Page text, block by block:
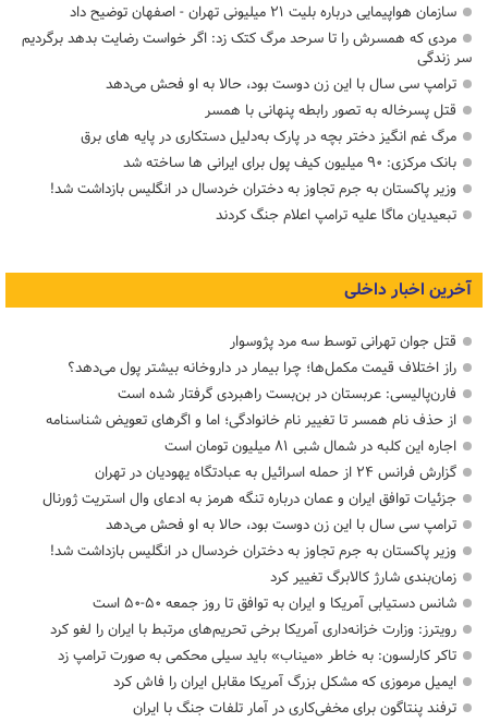
سازمان هواپیمایی درباره بلیت ۲۱ میلیونی تهران - اصفهان توضیح داد
مردی که همسرش را تا سرحد مرگ کتک زد: اگر خواست رضایت بدهد برگردیم
سر زندگی
ترامپ سی سال با این زن دوست بود، حالا به او فحش می‌دهد
قتل پسرخاله به تصور رابطه پنهانی با همسر
مرگ غم انگیز دختر بچه در پارک به‌دلیل دستکاری در پایه های برق
بانک مرکزی: ۹۰ میلیون کیف پول برای ایرانی ها ساخته شد
وزیر پاکستان به جرم تجاوز به دختران خردسال در انگلیس بازداشت شد!
تبعیدیان ماگا علیه ترامپ اعلام جنگ کردند
آخرین اخبار داخلی
قتل جوان تهرانی توسط سه مرد پژوسوار
راز اختلاف قیمت مکمل‌ها؛ چرا بیمار در داروخانه بیشتر پول می‌دهد؟
فارن‌پالیسی: عربستان در بن‌بست راهبردی گرفتار شده است
از حذف نام همسر تا تغییر نام خانوادگی؛ اما و اگرهای تعویض شناسنامه
اجاره این کلبه در شمال شبی ۸۱ میلیون تومان است
گزارش فرانس ۲۴ از حمله اسرائیل به عبادتگاه یهودیان در تهران
جزئیات توافق ایران و عمان درباره تنگه هرمز به ادعای وال استریت ژورنال
ترامپ سی سال با این زن دوست بود، حالا به او فحش می‌دهد
وزیر پاکستان به جرم تجاوز به دختران خردسال در انگلیس بازداشت شد!
زمان‌بندی شارژ کالابرگ تغییر کرد
شانس دستیابی آمریکا و ایران به توافق تا روز جمعه ۵۰-۵۰ است
رویترز: وزارت خزانه‌داری آمریکا برخی تحریم‌های مرتبط با ایران را لغو کرد
تاکر کارلسون: به خاطر «میناب» باید سیلی محکمی به صورت ترامپ زد
ایمیل مرموزی که مشکل بزرگ آمریکا مقابل ایران را فاش کرد
ترفند پنتاگون برای مخفی‌کاری در آمار تلفات جنگ با ایران